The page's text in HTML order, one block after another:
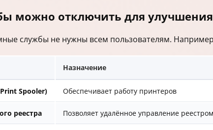
можно отключить для
службы не нужны всем пользователям.
Назначение
Spooler) Обеспечивает работу принтеров
реестра Позволяет удалённое управление реестром